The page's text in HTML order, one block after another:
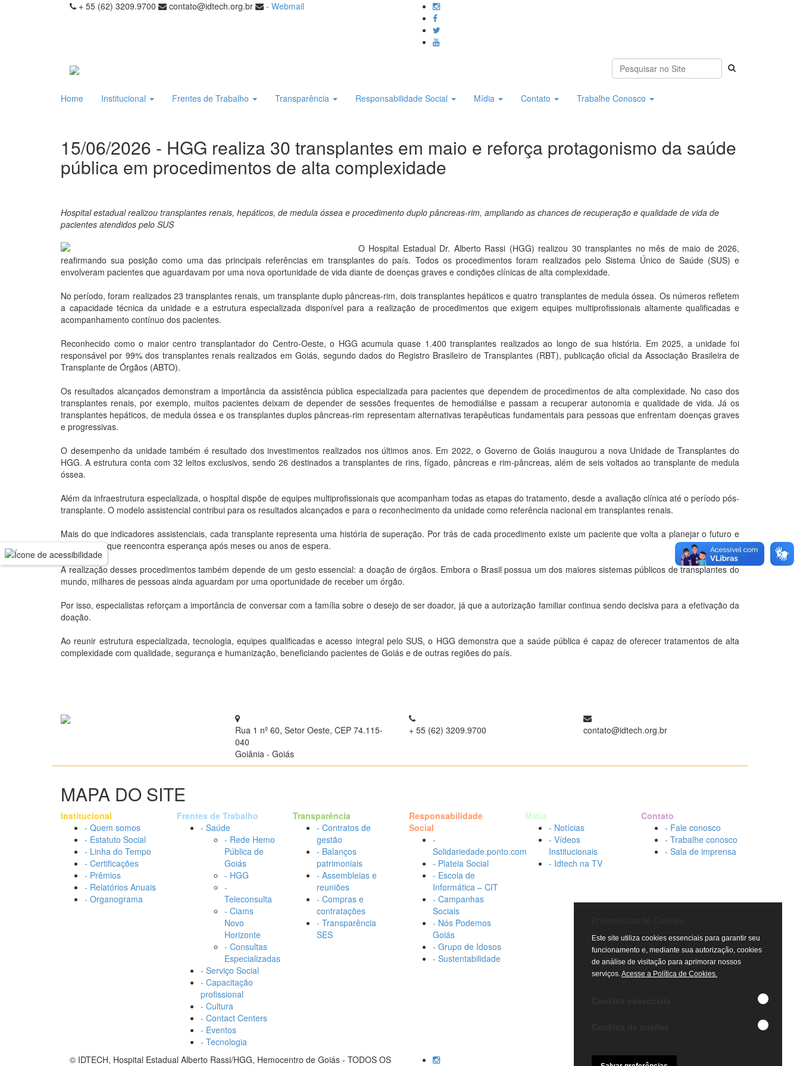
+ 55 (62) 3209.9700 contato@idtech.org.br - Webmail
Home Institucional Frentes de Trabalho Transparência Responsabilidade Social Mídia Contato Trabalhe Conosco
15/06/2026 - HGG realiza 30 transplantes em maio e reforça protagonismo da saúde
pública em procedimentos de alta complexidade
Hospital estadual realizou transplantes renais, hepáticos, de medula óssea e procedimento duplo pâncreas-rim, ampliando as chances de recuperação e qualidade de vida de
pacientes atendidos pelo SUS
O Hospital Estadual Dr. Alberto Rassi (HGG) realizou 30 transplantes no mês de maio de 2026,
reafirmando sua posição como uma das principais referências em transplantes do país. Todos os procedimentos foram realizados pelo Sistema Único de Saúde (SUS) e
envolveram pacientes que aguardavam por uma nova oportunidade de vida diante de doenças graves e condições clínicas de alta complexidade.
No período, foram realizados 23 transplantes renais, um transplante duplo pâncreas-rim, dois transplantes hepáticos e quatro transplantes de medula óssea. Os números refletem
a capacidade técnica da unidade e a estrutura especializada disponível para a realização de procedimentos que exigem equipes multiprofissionais altamente qualificadas e
acompanhamento contínuo dos pacientes.
Reconhecido como o maior centro transplantador do Centro-Oeste, o HGG acumula quase 1.400 transplantes realizados ao longo de sua história. Em 2025, a unidade foi
responsável por 99% dos transplantes renais realizados em Goiás, segundo dados do Registro Brasileiro de Transplantes (RBT), publicação oficial da Associação Brasileira de
Transplante de Órgãos (ABTO).
Os resultados alcançados demonstram a importância da assistência pública especializada para pacientes que dependem de procedimentos de alta complexidade. No caso dos
transplantes renais, por exemplo, muitos pacientes deixam de depender de sessões frequentes de hemodiálise e passam a recuperar autonomia e qualidade de vida. Já os
transplantes hepáticos, de medula óssea e os transplantes duplos pâncreas-rim representam alternativas terapêuticas fundamentais para pessoas que enfrentam doenças graves
e progressivas.
O desempenho da unidade também é resultado dos investimentos realizados nos últimos anos. Em 2022, o Governo de Goiás inaugurou a nova Unidade de Transplantes do
HGG. A estrutura conta com 32 leitos exclusivos, sendo 26 destinados a transplantes de rins, fígado, pâncreas e rim-pâncreas, além de seis voltados ao transplante de medula
óssea.
Além da infraestrutura especializada, o hospital dispõe de equipes multiprofissionais que acompanham todas as etapas do tratamento, desde a avaliação clínica até o período pós-
transplante. O modelo assistencial contribui para os resultados alcançados e para o reconhecimento da unidade como referência nacional em transplantes renais.
Mais do que indicadores assistenciais, cada transplante representa uma história de superação. Por trás de cada procedimento existe um paciente que volta a planejar o futuro e
uma família que reencontra esperança após meses ou anos de espera.
A realização desses procedimentos também depende de um gesto essencial: a doação de órgãos. Embora o Brasil possua um dos maiores sistemas públicos de transplantes do
mundo, milhares de pessoas ainda aguardam por uma oportunidade de receber um órgão.
Por isso, especialistas reforçam a importância de conversar com a família sobre o desejo de ser doador, já que a autorização familiar continua sendo decisiva para a efetivação da
doação.
Ao reunir estrutura especializada, tecnologia, equipes qualificadas e acesso integral pelo SUS, o HGG demonstra que a saúde pública é capaz de oferecer tratamentos de alta
complexidade com qualidade, segurança e humanização, beneficiando pacientes de Goiás e de outras regiões do país.
Rua 1 nº 60, Setor Oeste, CEP 74.115-
040
Goiânia - Goiás
+ 55 (62) 3209.9700 contato@idtech.org.br
MAPA DO SITE
Institucional
- Quem somos
- Estatuto Social
- Linha do Tempo
- Certificações
- Prêmios
- Relatórios Anuais
- Organograma
Frentes de Trabalho
- Saúde
- Rede Hemo
Pública de
Goiás
- HGG
-
Teleconsulta
- Ciams
Novo
Horizonte
- Consultas
Especializadas
- Serviço Social
- Capacitação
profissional
- Cultura
- Contact Centers
- Eventos
- Tecnologia
Transparência
- Contratos de
gestão
- Balanços
patrimoniais
- Assembleias e
reuniões
- Compras e
contratações
- Transparência
SES
Responsabilidade
Social
-
Solidariedade.ponto.com
- Plateia Social
- Escola de
Informática – CIT
- Campanhas
Sociais
- Nós Podemos
Goiás
- Grupo de Idosos
- Sustentabilidade
Mídia
- Notícias
- Vídeos
Institucionais
- Idtech na TV
Contato
- Fale conosco
- Trabalhe conosco
- Sala de imprensa
© IDTECH, Hospital Estadual Alberto Rassi/HGG, Hemocentro de Goiás - TODOS OS
Este site utiliza cookies essenciais para garantir seu
funcionamento e, mediante sua autorização, cookies
de análise de visitação para aprimorar nossos
serviços.Acesse a Política de Cookies.